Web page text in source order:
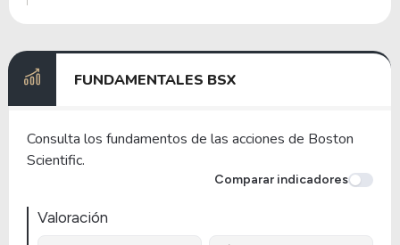
FUNDAMENTALES BSX
Consulta los fundamentos de las acciones de Boston
Scientific.
Comparar indicadores
Valoración